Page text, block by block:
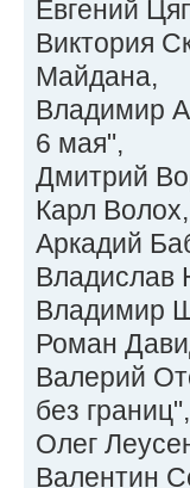
Евгений
Виктория
Майдана,
Владимир
6 мая",
Дмитрий
Карл Волох,
Аркадий
Владислав
Владимир
Роман
Валерий
без границ",
Олег
Валентин